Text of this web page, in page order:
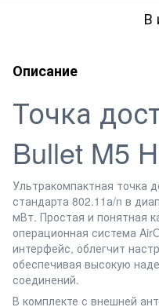
В
Описание
Точка
Bullet M5
Ультракомпактная точка
стандарта 802.11а/n в
мВт. Простая и понятная
операционная система
интерфейс, облегчит
обеспечивая высокую
соединений.
В комплекте с внешней